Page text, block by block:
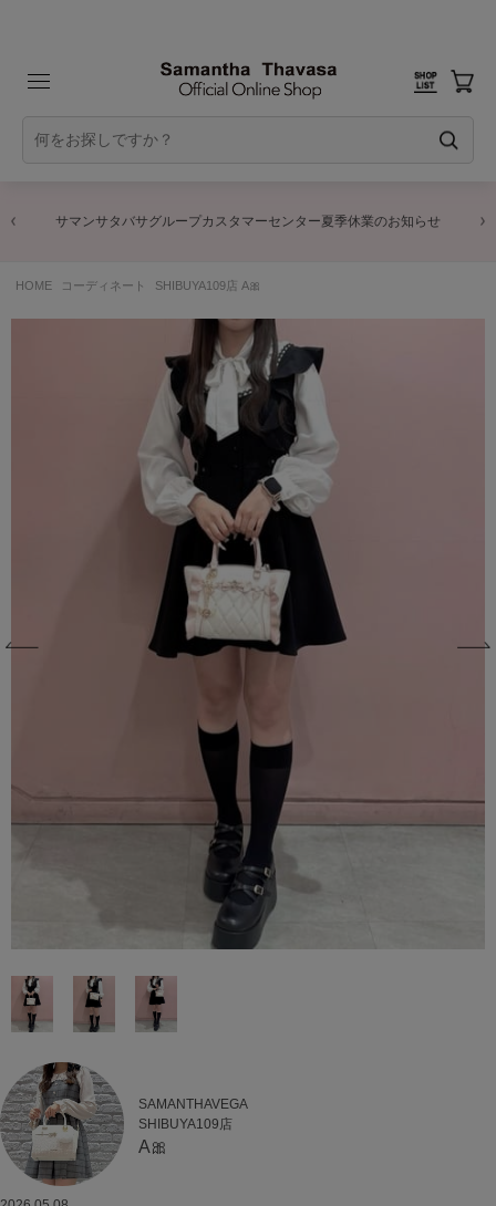
サマンサタバサグループカスタマーセンター夏季休業のお知らせ
HOME コーディネート SHIBUYA109店 A🎀
SAMANTHAVEGA
SHIBUYA109店
A🎀